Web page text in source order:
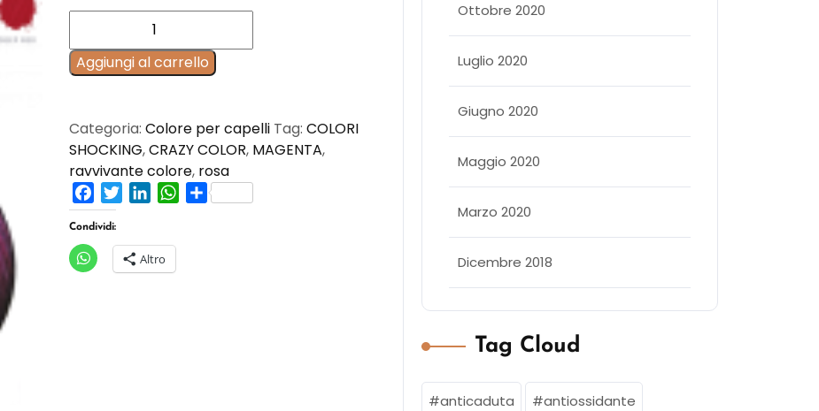
REVOLUTION
ALFAPARF
quantità
Aggiungi al carrello
Categoria: Colore per capelli Tag: COLORI
SHOCKING,CRAZY COLOR, MAGENTA,
ravvivante colore, rosa
Facebook
TwitterLinkedInWhatsApp
Condividi
Condividi:
Altro
Ottobre 2020
Luglio 2020
Giugno 2020
Maggio 2020
Marzo 2020
Dicembre 2018
Tag Cloud
anticaduta antiossidante